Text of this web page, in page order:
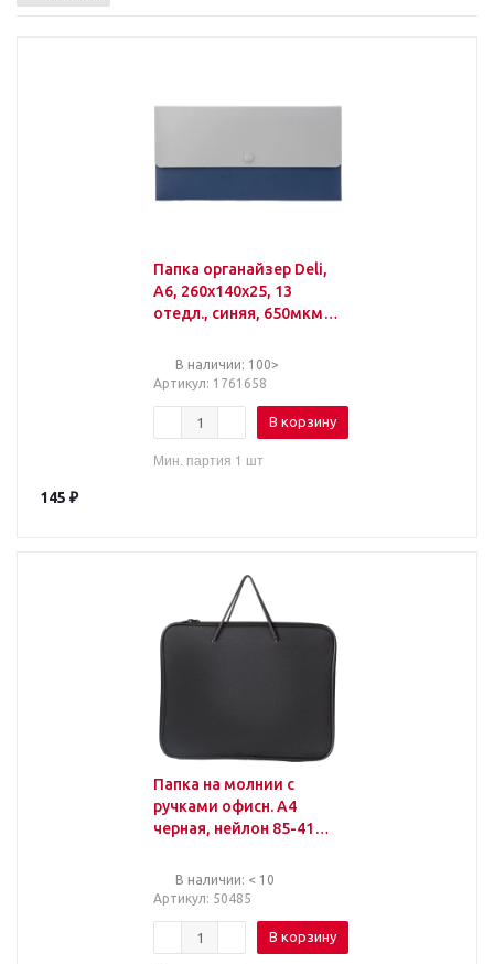
Папка органайзер Deli,
А6, 260х140х25, 13
отедл., синяя, 650мкм,
В наличии: 100>
Артикул: 1761658
В корзину
Мин. партия 1 шт
145 ₽
Папка на молнии с
ручками офисн. А4
черная, нейлон 85-41
В наличии: < 10
Артикул: 50485
В корзину